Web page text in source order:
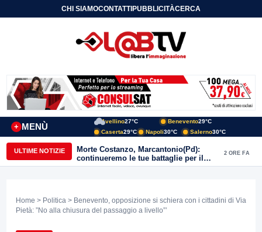
CHI SIAMOCONTATTIPUBBLICITÀCERCA
MENÙ
+
Avellino27°C Benevento29°C
Caserta29°C Napoli30°C Salerno30°C
ULTIME NOTIZIE
Morte Costanzo, Marcantonio(Pd):
continueremo le tue battaglie per il
Sannio
2 ORE FA
Home > Politica > Benevento, opposizione si schiera con i cittadini di Via
Pietà: ”No alla chiusura del passaggio a livello”’